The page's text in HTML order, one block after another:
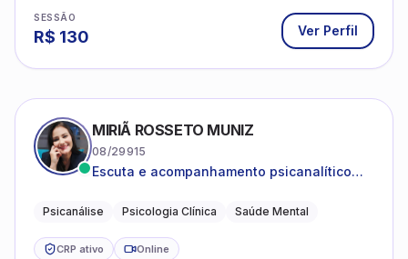
SESSÃO
R$ 130 Ver Perfil
MIRIÃ ROSSETO MUNIZ
08/29915
Escuta e acompanhamento psicanalítico
Psicanálise Psicologia Clínica Saúde Mental
CRP ativo Online